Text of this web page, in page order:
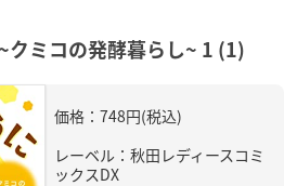
クミコの発酵暮らし~ 1 (1)
価格：748円(税込)
レーベル：秋田レディースコミ
ックスDX